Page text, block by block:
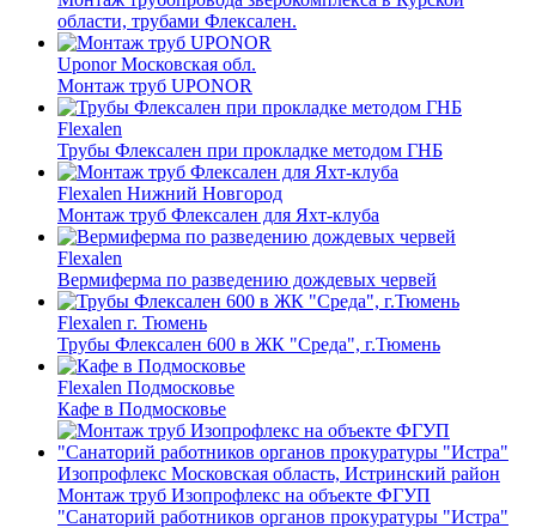
области, трубами Флексален.
Uponor Московская обл.
Монтаж труб UPONOR
Flexalen
Трубы Флексален при прокладке методом ГНБ
Flexalen Нижний Новгород
Монтаж труб Флексален для Яхт-клуба
Flexalen
Вермиферма по разведению дождевых червей
Flexalen г. Тюмень
Трубы Флексален 600 в ЖК "Среда", г.Тюмень
Flexalen Подмосковье
Кафе в Подмосковье
Изопрофлекс Московская область, Истринский район
Монтаж труб Изопрофлекс на объекте ФГУП
"Санаторий работников органов прокуратуры "Истра"